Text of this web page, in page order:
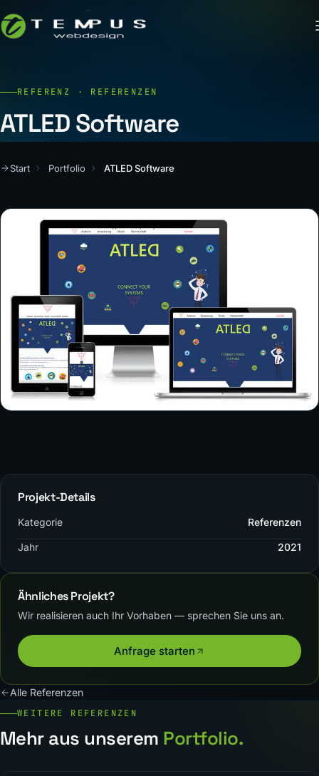
REFERENZ · REFERENZEN
ATLED Software
Start Portfolio ATLED Software
Projekt-Details
Kategorie Referenzen
Jahr 2021
Ähnliches Projekt?
Wir realisieren auch Ihr Vorhaben — sprechen Sie uns an.
Anfrage starten
Alle Referenzen
WEITERE REFERENZEN
Mehr aus unserem Portfolio.